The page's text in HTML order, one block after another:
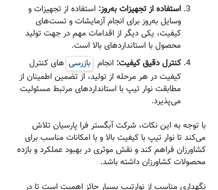
استفاده از تجهیزات به‌روز:استفاده از تجهیزات و
وسایل به‌روز برای انجام آزمایشات و تست‌های
کیفیت، یکی دیگر از اقدامات مهم در جهت تولید
محصول با استانداردهای بالا است.
کنترل دقیق کیفیت:انجام بازرسی‌ های کنترل
کیفیت در هر مرحله از تولید، از تضمین اطمینان از
مطابقت نوار تیپ با استانداردهای مرتبط مسئولیت
می‌پذیرد.
با توجه به این نکات، شرکت آبگستر فرا پارسیان تلاش
می‌کند تا نوار تیپ با کیفیت بالا و با امکانات مناسب برای
کشاورزان فراهم کند و نقش موثری در بهبود عملکرد و بازده
محصولات کشاورزان داشته باشد.
نگهداری مناسب از نوارتیپ بسیار حائز اهمیت است تا در